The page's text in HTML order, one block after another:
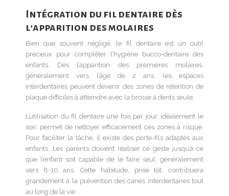
Intégration du fil dentaire dès
l’apparition des molaires
Bien que souvent négligé, le fil dentaire est un outil
précieux pour compléter l’hygiène bucco-dentaire des
enfants. Dès l’apparition des premières molaires,
généralement vers l’âge de 2 ans, les espaces
interdentaires peuvent devenir des zones de rétention de
plaque difficiles à atteindre avec la brosse à dents seule.
L’utilisation du fil dentaire une fois par jour, idéalement le
soir, permet de nettoyer efficacement ces zones à risque.
Pour faciliter la tâche, il existe des porte-fils adaptés aux
enfants. Les parents doivent réaliser ce geste jusqu’à ce
que l’enfant soit capable de le faire seul, généralement
vers 8-10 ans. Cette habitude, prise tôt, contribuera
grandement à la prévention des caries interdentaires tout
au long de la vie.